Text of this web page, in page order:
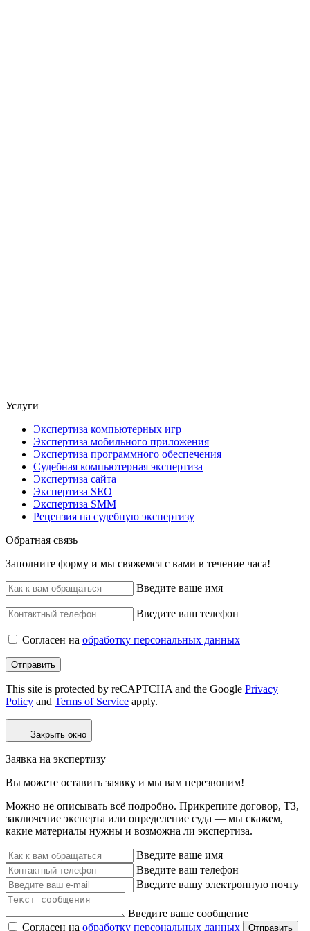
Услуги
Экспертиза компьютерных игр
Экспертиза мобильного приложения
Экспертиза программного обеспечения
Судебная компьютерная экспертиза
Экспертиза сайта
Экспертиза SEO
Экспертиза SMM
Рецензия на судебную экспертизу
Обратная связь
Заполните форму и мы свяжемся с вами в течение часа!
Введите ваше имя
Введите ваш телефон
Согласен на обработку персональных данных
Отправить
This site is protected by reCAPTCHA and the Google Privacy
Policy and Terms of Service apply.
Закрыть окно
Заявка на экспертизу
Вы можете оставить заявку и мы вам перезвоним!
Можно не описывать всё подробно. Прикрепите договор, ТЗ,
заключение эксперта или определение суда — мы скажем,
какие материалы нужны и возможна ли экспертиза.
Введите ваше имя
Введите ваш телефон
Введите вашу электронную почту
Введите ваше сообщение
Согласен на обработку персональных данных Отправить